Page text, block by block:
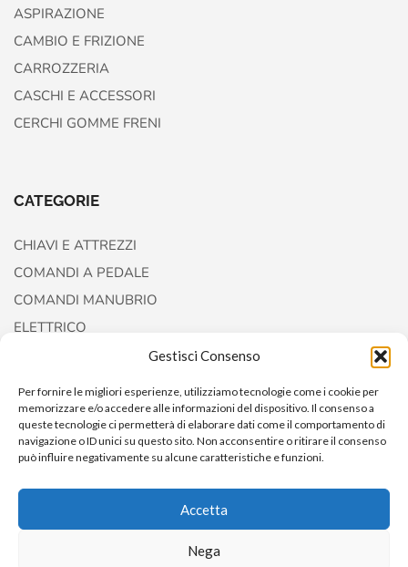
Gestisci Consenso
Per fornire le migliori esperienze, utilizziamo tecnologie come i cookie per
memorizzare e/o accedere alle informazioni del dispositivo. Il consenso a
queste tecnologie ci permetterà di elaborare dati come il comportamento di
navigazione o ID unici su questo sito. Non acconsentire o ritirare il consenso
può influire negativamente su alcune caratteristiche e funzioni.
Accetta
Nega
ASPIRAZIONE
CAMBIO E FRIZIONE
CARROZZERIA
CASCHI E ACCESSORI
CERCHI GOMME FRENI
CATEGORIE
CHIAVI E ATTREZZI
COMANDI A PEDALE
COMANDI MANUBRIO
ELETTRICO
FORCELLE E AMMORTIZZATORI
Copyright © 2022AccessoriCustom